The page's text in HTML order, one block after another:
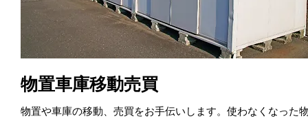
物置車庫移動売買
物置や車庫の移動、売買をお手伝いします。使わなくなった